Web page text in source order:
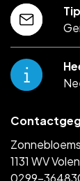
1131 WV
0299-